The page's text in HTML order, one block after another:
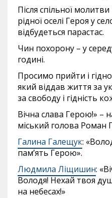
Після спільної
рідної оселі Героя у
відбудеться парастас.
Чин похорону – у
годині.
Просимо прийти і
який віддав життя за
за свободу і гідність
Вічна слава Герою!» –
міський голова Роман
Галина Галещук:
пам’ять Герою».
Людмила Ліщишин:
Володя! Нехай твоя
на небесах!»